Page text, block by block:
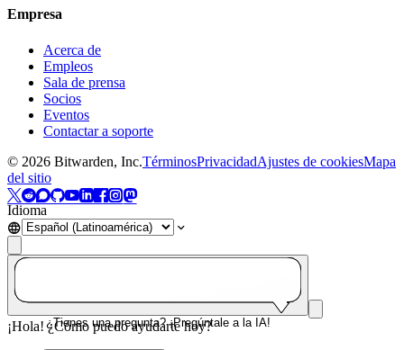
Empresa
Acerca de
Empleos
Sala de prensa
Socios
Eventos
Contactar a soporte
© 2026 Bitwarden, Inc.TérminosPrivacidadAjustes de cookiesMapa
del sitio
Idioma
¿Tienes una pregunta? ¡Pregúntale a la IA!
¡Hola! ¿Cómo puedo ayudarte hoy?